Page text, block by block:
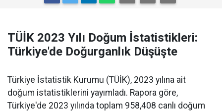
TÜİK 2023 Yılı Doğum İstatistikleri:
Türkiye'de Doğurganlık Düşüşte
Türkiye İstatistik Kurumu (TÜİK), 2023 yılına ait
doğum istatistiklerini yayımladı. Rapora göre,
Türkiye'de 2023 yılında toplam 958,408 canlı doğum